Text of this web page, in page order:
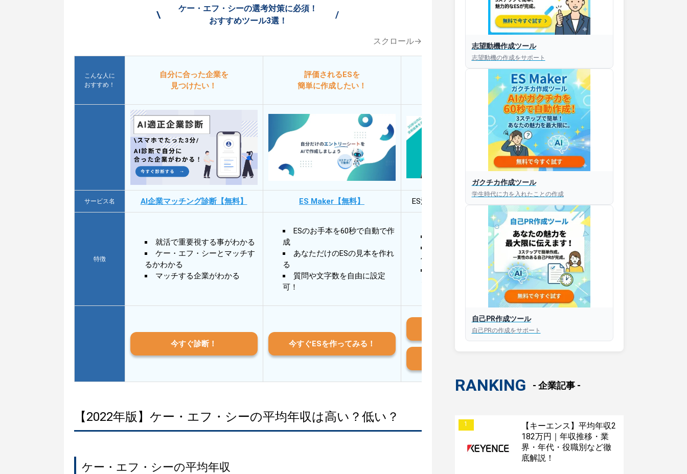
\
ケー・エフ・シーの選考対策に必須！
おすすめツール3選！
/
スクロール→
こんな人に
おすすめ！
自分に合った企業を
見つけたい！
評価されるESを
簡単に作成したい！
添削してほしい！
サービス名 AI企業マッチング診断【無料】 ES Maker【無料】 ES添削・面接対策アプリ【無料】
特徴
就活で重要視する事がわかる
ケー・エフ・シーとマッチす
るかわかる
マッチする企業がわかる
ESのお手本を60秒で自動で作
成
あなただけのESの見本を作れ
る
質問や文字数を自由に設定
可！
30秒以内にあなたのESを添削
30秒以内にあなただけのESを
作成
AIと対話して面接練習ができ
今すぐ診断！ 今すぐESを作ってみる！
iOS版はこちら
【2022年版】ケー・エフ・シーの平均年収は高い？低い？
ケー・エフ・シーの平均年収
志望動機作成ツール
志望動機の作成をサポート
ガクチカ作成ツール
学生時代に力を入れたことの作成
自己PR作成ツール
自己PRの作成をサポート
RANKING - 企業記事 -
1
【キーエンス】平均年収2
182万円｜年収推移・業
界・年代・役職別など徹
底解説！